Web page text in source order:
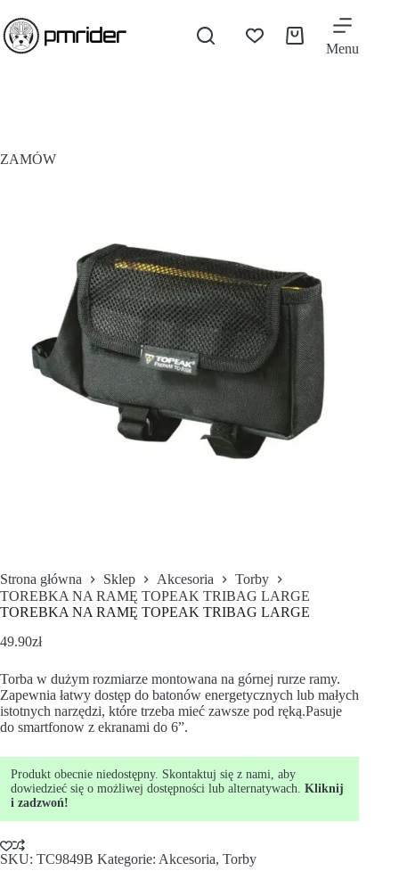
Menu
ZAMÓW
Strona główna Sklep Akcesoria
Torby
TOREBKA NA RAMĘ TOPEAK TRIBAG LARGE
TOREBKA NA RAMĘ TOPEAK TRIBAG LARGE
49.90zł
Torba w dużym rozmiarze montowana na górnej rurze ramy.
Zapewnia łatwy dostęp do batonów energetycznych lub małych
istotnych narzędzi, które trzeba mieć zawsze pod ręką.Pasuje
do smartfonow z ekranami do 6”.
Produkt obecnie niedostępny. Skontaktuj się z nami, aby
dowiedzieć się o możliwej dostępności lub alternatywach. Kliknij
i zadzwoń!
SKU: TC9849B Kategorie: Akcesoria, Torby